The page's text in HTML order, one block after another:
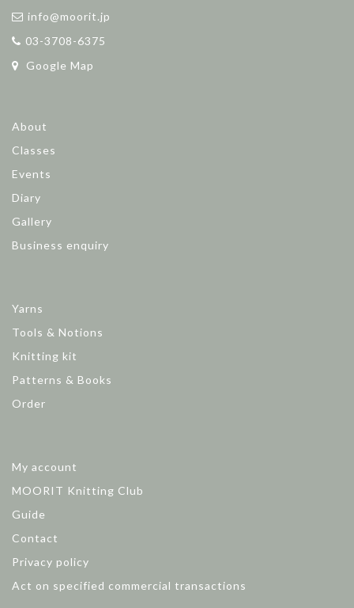
info@moorit.jp
03-3708-6375
Google Map
About
Classes
Events
Diary
Gallery
Business enquiry
Yarns
Tools & Notions
Knitting kit
Patterns & Books
Order
My account
MOORIT Knitting Club
Guide
Contact
Privacy policy
Act on specified commercial transactions